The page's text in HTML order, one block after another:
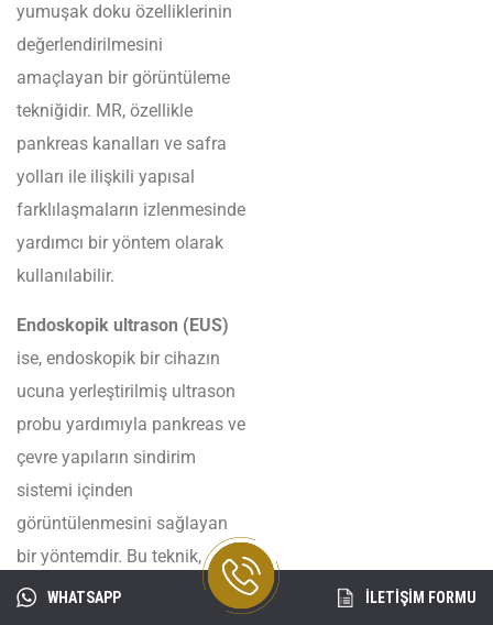
yumuşak doku özelliklerinin
değerlendirilmesini
amaçlayan bir görüntüleme
tekniğidir. MR, özellikle
pankreas kanalları ve safra
yolları ile ilişkili yapısal
farklılaşmaların izlenmesinde
yardımcı bir yöntem olarak
kullanılabilir.
Endoskopik ultrason (EUS)
ise, endoskopik bir cihazın
ucuna yerleştirilmiş ultrason
probu yardımıyla pankreas ve
çevre yapıların sindirim
sistemi içinden
görüntülenmesini sağlayan
bir yöntemdir. Bu teknik,
pankreas dokusunun
WHATSAPP İLETİŞİM FORMU